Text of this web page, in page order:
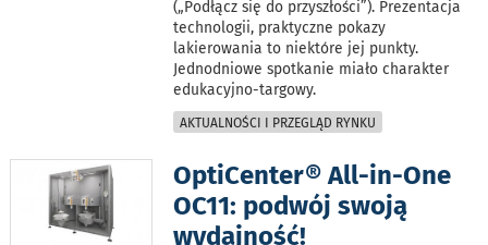
(„Podłącz się do przyszłości”). Prezentacja
technologii, praktyczne pokazy
lakierowania to niektóre jej punkty.
Jednodniowe spotkanie miało charakter
edukacyjno-targowy.
AKTUALNOŚCI I PRZEGLĄD RYNKU
OptiCenter® All-in-One
OC11: podwój swoją
wydajność!